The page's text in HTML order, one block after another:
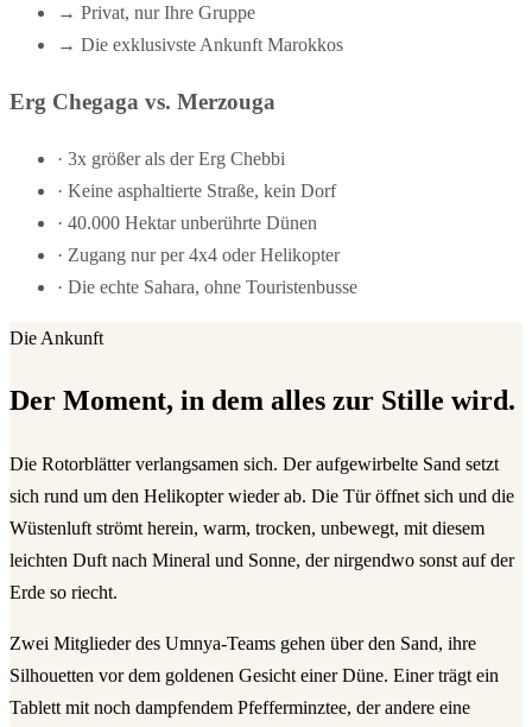
→ Privat, nur Ihre Gruppe
→ Die exklusivste Ankunft Marokkos
Erg Chegaga vs. Merzouga
· 3x größer als der Erg Chebbi
· Keine asphaltierte Straße, kein Dorf
· 40.000 Hektar unberührte Dünen
· Zugang nur per 4x4 oder Helikopter
· Die echte Sahara, ohne Touristenbusse
Die Ankunft
Der Moment, in dem alles zur Stille wird.
Die Rotorblätter verlangsamen sich. Der aufgewirbelte Sand setzt
sich rund um den Helikopter wieder ab. Die Tür öffnet sich und die
Wüstenluft strömt herein, warm, trocken, unbewegt, mit diesem
leichten Duft nach Mineral und Sonne, der nirgendwo sonst auf der
Erde so riecht.
Zwei Mitglieder des Umnya-Teams gehen über den Sand, ihre
Silhouetten vor dem goldenen Gesicht einer Düne. Einer trägt ein
Tablett mit noch dampfendem Pfefferminztee, der andere eine